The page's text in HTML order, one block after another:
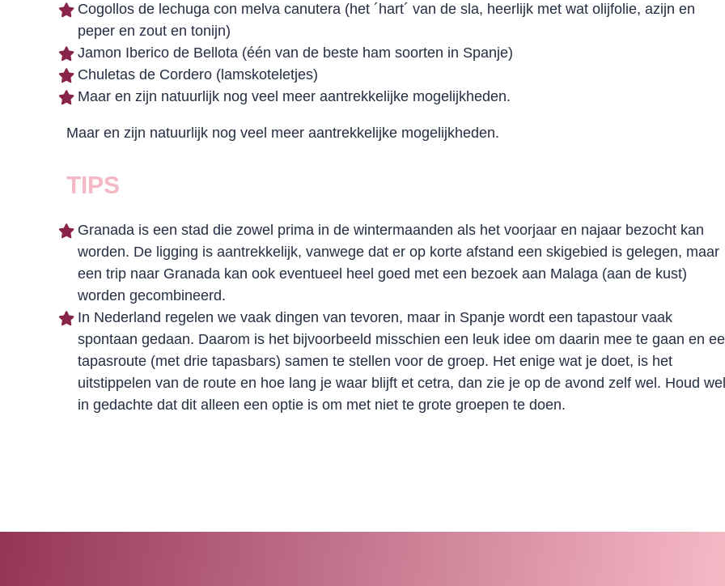
Cogollos de lechuga con melva canutera (het ´hart´ van de sla, heerlijk met wat olijfolie, azijn en
peper en zout en tonijn)
Jamon Iberico de Bellota (één van de beste ham soorten in Spanje)
Chuletas de Cordero (lamskoteletjes)
Maar en zijn natuurlijk nog veel meer aantrekkelijke mogelijkheden.
Maar en zijn natuurlijk nog veel meer aantrekkelijke mogelijkheden.
TIPS
Granada is een stad die zowel prima in de wintermaanden als het voorjaar en najaar bezocht kan
worden. De ligging is aantrekkelijk, vanwege dat er op korte afstand een skigebied is gelegen, maar
een trip naar Granada kan ook eventueel heel goed met een bezoek aan Malaga (aan de kust)
worden gecombineerd.
In Nederland regelen we vaak dingen van tevoren, maar in Spanje wordt een tapastour vaak
spontaan gedaan. Daarom is het bijvoorbeeld misschien een leuk idee om daarin mee te gaan en
tapasroute (met drie tapasbars) samen te stellen voor de groep. Het enige wat je doet, is het
uitstippelen van de route en hoe lang je waar blijft et cetra, dan zie je op de avond zelf wel. Houd wel
in gedachte dat dit alleen een optie is om met niet te grote groepen te doen.